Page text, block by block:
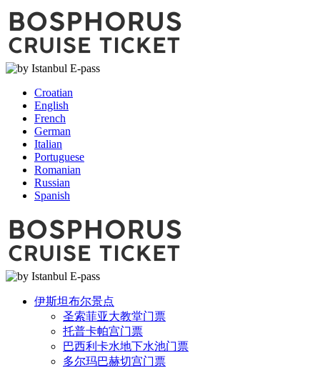
Croatian
English
French
German
Italian
Portuguese
Romanian
Russian
Spanish
伊斯坦布尔景点
圣索菲亚大教堂门票
托普卡帕宫门票
巴西利卡水地下水池门票
多尔玛巴赫切宫门票